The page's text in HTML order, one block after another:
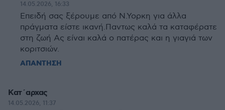
14.05.2026, 16:33
Επειδή σας ξέρουμε από Ν.Υορκη για άλλα
πράγματα είστε ικανή.Παντως καλά τα καταφέρατε
στη ζωή Ας είναι καλά ο πατέρας και η γιαγιά των
κοριτσιών.
ΑΠΑΝΤΗΣΗ
Κατ´αρχας
14.05.2026, 11:37